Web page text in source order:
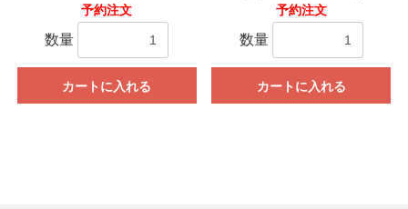
予約注文
数量
カートに入れる
予約注文
数量
カートに入れる